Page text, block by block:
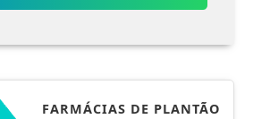
FARMÁCIAS DE PLANTÃO